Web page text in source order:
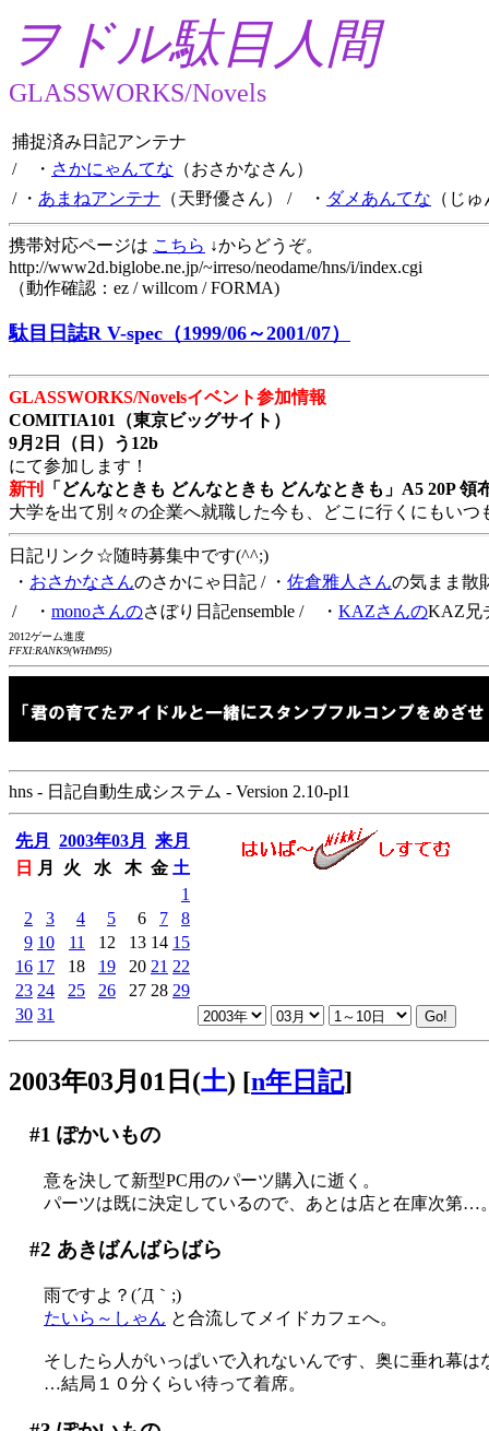
ヲドル駄目人間
GLASSWORKS/Novels
捕捉済み日記アンテナ
/ ・ さかにゃんてな （おさかなさん）
/ ・ あまねアンテナ （天野優さん） / ・ ダメあんてな （じ
携帯対応ページは こちら ↓からどうぞ。
http://www2d.biglobe.ne.jp/~irreso/neodame/hns/i/index.cgi
（動作確認：ez / willcom / FORMA)
駄目日誌R V-spec（1999/06～2001/07）
GLASSWORKS/Novelsイベント参加情報
COMITIA101（東京ビッグサイト）
9月2日（日）う12b
にて参加します！
新刊
「どんなときも どんなときも どんなときも」A5 20P 領
大学を出て別々の企業へ就職した今も、どこに行くにもい
日記リンク☆随時募集中です(^^;)
・ おさかなさんのさかにゃ日記 / ・ 佐倉雅人さんの気まま散
/ ・ monoさんのさぼり日記ensemble / ・ KAZさんのKAZ兄
2012ゲーム進度
FFXI:RANK9(WHM95)
hns - 日記自動生成システム - Version 2.10-pl1
先月 2003年03月
来月
日
月 火 水 木 金 土
1
2
3 4 5 6 7
8
9 10 11 12 13 14 15
16 17 18 19 20 21 22
23 24 25 26 27 28 29
30 31
2003年03月01日(土) [n年日記]
#1 ぽかいもの
意を決して新型PC用のパーツ購入に逝く。
パーツは既に決定しているので、あとは店と在庫次第…。
#2 あきばんばらばら
雨ですよ？(´Д｀;)
たいら～しゃん と合流してメイドカフェへ。
そしたら人がいっぱいで入れないんです、奥に垂れ幕は
…結局１０分くらい待って着席。